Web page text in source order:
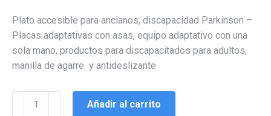
Plato accesible para ancianos, discapacidad Parkinson –
Placas adaptativas con asas, equipo adaptativo con una
sola mano, productos para discapacitados para adultos,
manilla de agarre y antideslizante
Añadir al carrito